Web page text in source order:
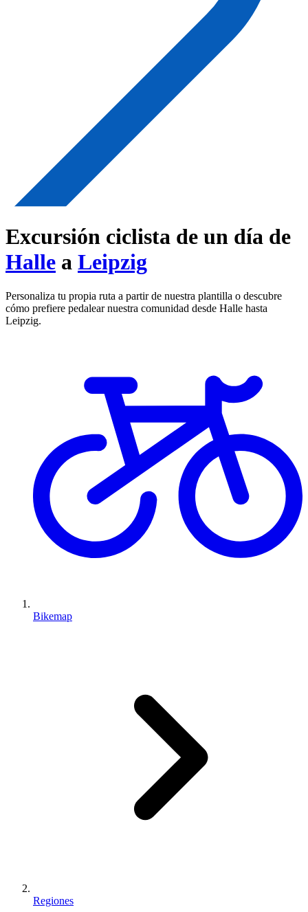
Excursión ciclista de un día de
Halle a Leipzig
Personaliza tu propia ruta a partir de nuestra plantilla o descubre
cómo prefiere pedalear nuestra comunidad desde Halle hasta
Leipzig.
Bikemap
Regiones